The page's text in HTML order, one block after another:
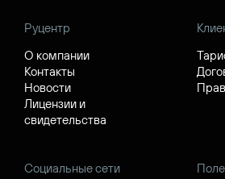
Руцентр
О компании
Контакты
Новости
Лицензии и
свидетельства
Социальные сети